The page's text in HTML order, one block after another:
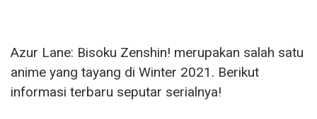
Azur Lane: Bisoku Zenshin! merupakan salah satu
anime yang tayang di Winter 2021. Berikut
informasi terbaru seputar serialnya!